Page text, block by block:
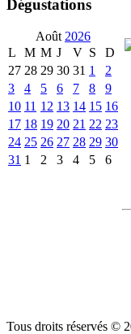
Dégustations
Août 2026
L
M M J V S
D
27 28 29 30 31 1
2
3
4 5 6 7 8
9
10 11 12 13 14 15 16
17 18 19 20 21 22 23
24 25 26 27 28 29 30
31 1 2 3 4 5 6
Tous droits réservés ©